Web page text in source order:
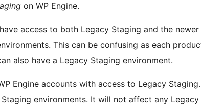
on WP Engine.
access to both Legacy Staging and the
This can be confusing as each
also have a Legacy Staging environment.
Engine accounts with access to Legacy
environments. It will not affect any Legacy